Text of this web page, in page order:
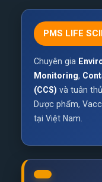
PMS LIFE
Chuyên gia
Monitoring,
(CCS) và tuân thủ
Dược phẩm,
tại Việt Nam.